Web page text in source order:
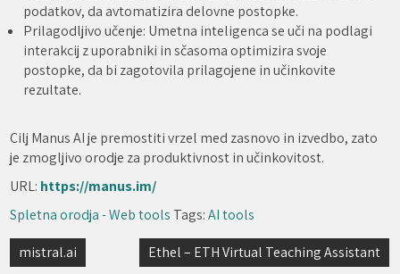
podatkov, da avtomatizira delovne postopke.
Prilagodljivo učenje: Umetna inteligenca se uči na podlagi
interakcij z uporabniki in sčasoma optimizira svoje
postopke, da bi zagotovila prilagojene in učinkovite
rezultate.
Cilj Manus AI je premostiti vrzel med zasnovo in izvedbo, zato
je zmogljivo orodje za produktivnost in učinkovitost.
URL: https://manus.im/
Spletna orodja - Web tools Tags:AI tools
Navigacija
mistral.ai Ethel – ETH Virtual Teaching Assistant